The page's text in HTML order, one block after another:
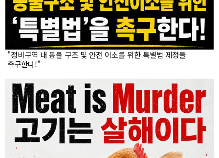
"정비구역 내 동물 구조 및 안전 이소를 위한 특별법 제정을
촉구한다!"